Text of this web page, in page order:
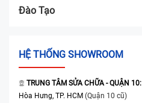
Đào Tạo
HỆ THỐNG SHOWROOM
TRUNG TÂM SỬA CHỮA - QUẬN 10:
Hòa Hưng, TP. HCM (Quận 10 cũ)